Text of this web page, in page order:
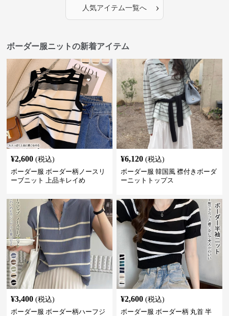
人気アイテム一覧へ ›
ボーダー服ニットの新着アイテム
¥2,600 (税込)
ボーダー服 ボーダー柄ノースリ
ーブニット 上品キレイめ
¥6,120 (税込)
ボーダー服 韓国風 襟付きボーダ
ーニットトップス
¥3,400 (税込)
ボーダー服 ボーダー柄ハーフジ
¥2,600 (税込)
ボーダー服 ボーダー柄 丸首 半